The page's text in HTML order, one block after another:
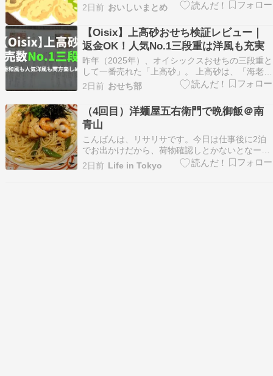
https://hayabusa.open2ch.net/test/read.cgi/
2： 名無し：26/08/03(月) 10…
2日前 おいしいまとめ
【Oisix】上高砂おせち検証レビュー｜
返金OK！人気No.1三段重は洋風も充実
昨年（2025年）、オイシックスおせちの三段重と
して一番売れた「上高砂」。 上高砂は、「海老、
数の子」といった定番料理に「ローストビーフ、
鮑（あわび）」などの豪華料理が加わったメニュ
ー構成で、外れ料理は他おせちよりもすごく少な
かったです。 まずいと感じたら全額返金保証もつ
いてい…
2日前 おせち部
（4回目）洋麺屋五右衛門で晩御飯＠南
青山
こんばんは、リサリサです。今日は仕事後に2泊
でお出かけだから、荷物確認しとかないとなー。
洋麺屋五右衛門で晩御飯をいただきました。（1
回目☆、2回目☆、3回目☆）今回は季節商品の筍
2日前 Life in Tokyo